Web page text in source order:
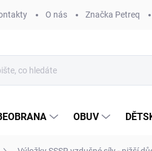
O nás Značka Petreq
OBUV